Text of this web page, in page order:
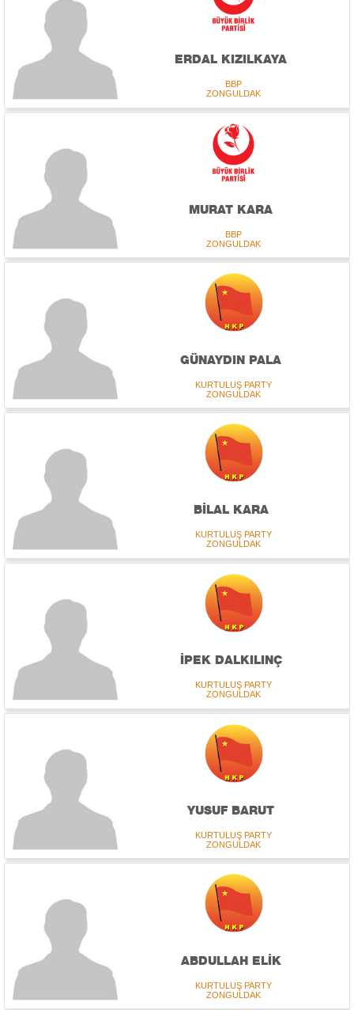
ERDAL KIZILKAYA
BBP
ZONGULDAK
MURAT KARA
BBP
ZONGULDAK
GÜNAYDIN PALA
KURTULUŞ PARTY
ZONGULDAK
BİLAL KARA
KURTULUŞ PARTY
ZONGULDAK
İPEK DALKILINÇ
KURTULUŞ PARTY
ZONGULDAK
YUSUF BARUT
KURTULUŞ PARTY
ZONGULDAK
ABDULLAH ELİK
KURTULUŞ PARTY
ZONGULDAK